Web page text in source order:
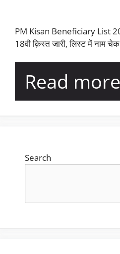
PM Kisan Beneficiary List
18वी क़िस्त जारी, लिस्ट में नाम
Read more
Search